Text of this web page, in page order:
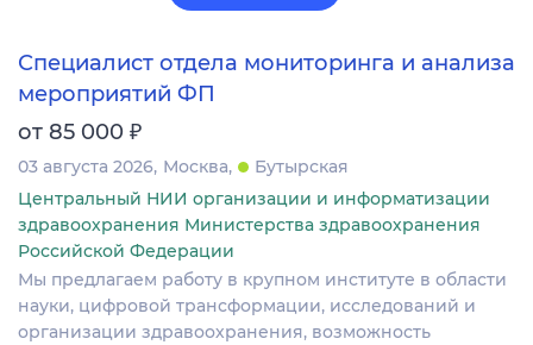
Специалист отдела мониторинга и анализа
мероприятий ФП
от 85 000 ₽
03 августа 2026 Москва
Бутырская
Центральный НИИ организации и информатизации
здравоохранения Министерства здравоохранения
Российской Федерации
Мы предлагаем работу в крупном институте в области
науки, цифровой трансформации, исследований и
организации здравоохранения, возможность